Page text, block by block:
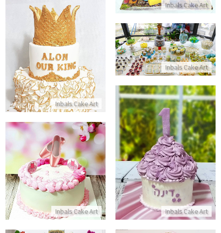
Inbals Cake Art
Inbals Cake Art
עוגת כתר של לואי ויטון
התקשר/י Inbals Cake Art
בר מתוק עם תעודת כשרות
התקשר/י
Inbals Cake Art
עוגת קייקסמאש
התקשר/י
Inbals Cake Art
עוגת זילוף לבנות נעלי בלט
התקשר/י